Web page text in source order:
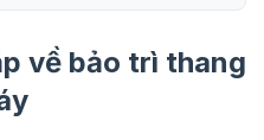
về bảo trì thang